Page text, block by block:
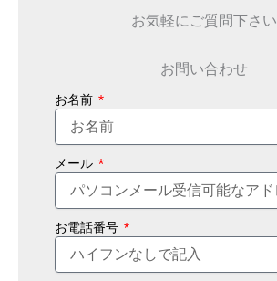
お気軽にご質問下さい
お問い合わせ
お名前
メール
お電話番号